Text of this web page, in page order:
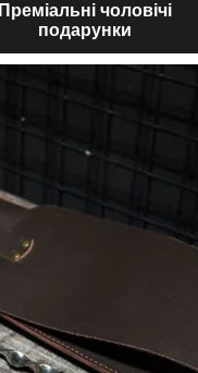
Преміальні чоловічі
подарунки